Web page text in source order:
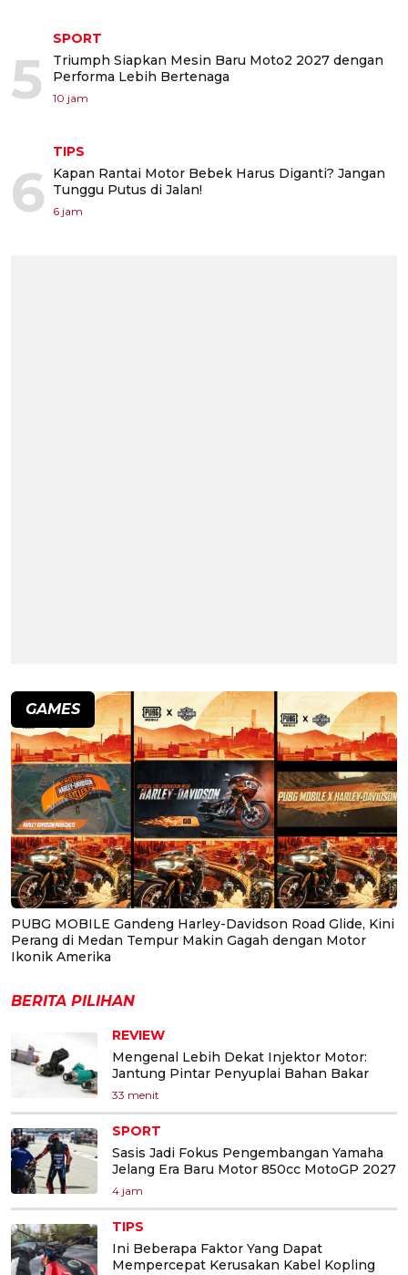
5
SPORT
Triumph Siapkan Mesin Baru Moto2 2027 dengan
Performa Lebih Bertenaga
10 jam
6
TIPS
Kapan Rantai Motor Bebek Harus Diganti? Jangan
Tunggu Putus di Jalan!
6 jam
GAMES
PUBG MOBILE Gandeng Harley-Davidson Road Glide, Kini
Perang di Medan Tempur Makin Gagah dengan Motor
Ikonik Amerika
BERITA PILIHAN
REVIEW
Mengenal Lebih Dekat Injektor Motor:
Jantung Pintar Penyuplai Bahan Bakar
33 menit
SPORT
Sasis Jadi Fokus Pengembangan Yamaha
Jelang Era Baru Motor 850cc MotoGP 2027
4 jam
TIPS
Ini Beberapa Faktor Yang Dapat
Mempercepat Kerusakan Kabel Kopling